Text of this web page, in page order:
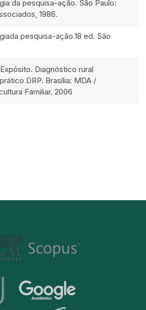
da pesquisa-ação. São Paulo:
1986.
pesquisa-ação.18 ed. São
Diagnóstico rural
DRP. Brasília: MDA /
Familiar. 2006